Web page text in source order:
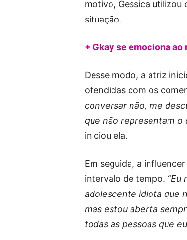
motivo, Gessica utilizou
situação.
+ Gkay se emociona
Desse modo, a atriz
ofendidas com os
conversar não, me
que não representam o
iniciou ela.
Em seguida, a
intervalo de tempo. “Eu
adolescente idiota que
mas estou aberta
todas as pessoas que